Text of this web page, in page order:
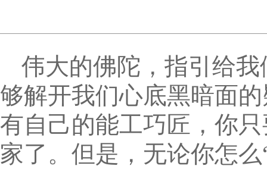
伟大的佛陀，指引给
够解开我们心底黑暗面
有自己的能工巧匠，你
家了。但是，无论你怎